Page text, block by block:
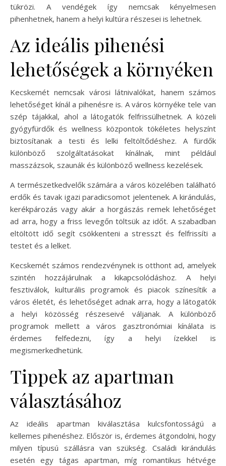
tükrözi. A vendégek így nemcsak kényelmesen
pihenhetnek, hanem a helyi kultúra részesei is lehetnek.
Az ideális pihenési
lehetőségek a környéken
Kecskemét nemcsak városi látnivalókat, hanem számos
lehetőséget kínál a pihenésre is. A város környéke tele van
szép tájakkal, ahol a látogatók felfrissülhetnek. A közeli
gyógyfürdők és wellness központok tökéletes helyszínt
biztosítanak a testi és lelki feltöltődéshez. A fürdők
különböző szolgáltatásokat kínálnak, mint például
masszázsok, szaunák és különböző wellness kezelések.
A természetkedvelők számára a város közelében található
erdők és tavak igazi paradicsomot jelentenek. A kirándulás,
kerékpározás vagy akár a horgászás remek lehetőséget
ad arra, hogy a friss levegőn töltsük az időt. A szabadban
eltöltött idő segít csökkenteni a stresszt és felfrissíti a
testet és a lelket.
Kecskemét számos rendezvénynek is otthont ad, amelyek
szintén hozzájárulnak a kikapcsolódáshoz. A helyi
fesztiválok, kulturális programok és piacok színesítik a
város életét, és lehetőséget adnak arra, hogy a látogatók
a helyi közösség részeseivé váljanak. A különböző
programok mellett a város gasztronómiai kínálata is
érdemes felfedezni, így a helyi ízekkel is
megismerkedhetünk.
Tippek az apartman
választásához
Az ideális apartman kiválasztása kulcsfontosságú a
kellemes pihenéshez. Először is, érdemes átgondolni, hogy
milyen típusú szállásra van szükség. Családi kirándulás
esetén egy tágas apartman, míg romantikus hétvége